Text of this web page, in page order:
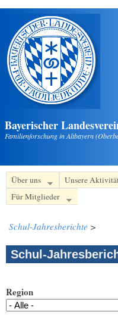
Direkt zum Inhalt
Bayerischer
Familienforschung in Altbayern
Über uns Unsere
Für Mitglieder
Schul-Jahresberichte >
Schul-
Region